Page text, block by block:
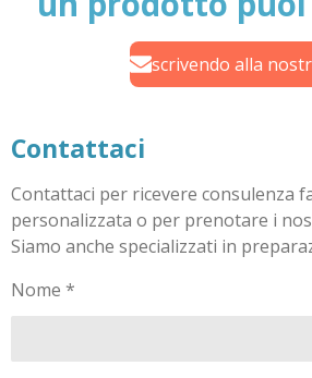
scrivendo alla
Contattaci
Contattaci per ricevere consulenza
personalizzata o per prenotare i
Siamo anche specializzati in
Nome *